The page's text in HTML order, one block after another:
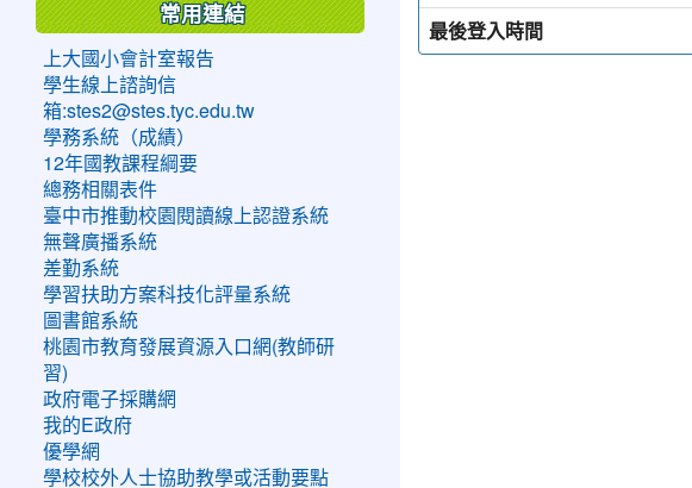
最後登入時間
常用連結
上大國小會計室報告
學生線上諮詢信
箱:stes2@stes.tyc.edu.tw
學務系統（成績）
12年國教課程綱要
總務相關表件
臺中市推動校園閱讀線上認證系統
無聲廣播系統
差勤系統
學習扶助方案科技化評量系統
圖書館系統
桃園市教育發展資源入口網(教師研
習)
政府電子採購網
我的E政府
優學網
學校校外人士協助教學或活動要點